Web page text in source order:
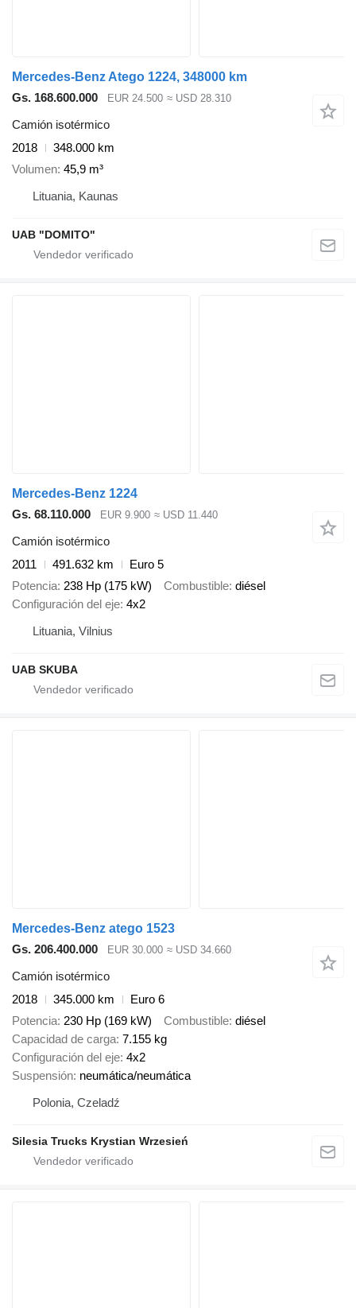
Mercedes-Benz Atego 1224, 348000 km
Gs. 168.600.000
EUR 24.500 ≈ USD 28.310
Camión isotérmico
2018
348.000 km
Volumen 45,9 m³
Lituania, Kaunas
UAB "DOMITO"
Mercedes-Benz 1224
Gs. 68.110.000
EUR 9.900 ≈ USD 11.440
Camión isotérmico
2011
491.632 km
Euro 5
Potencia 238 Hp (175 kW) Combustible diésel
Configuración del eje 4x2
Lituania, Vilnius
UAB SKUBA
Mercedes-Benz atego 1523
Gs. 206.400.000
EUR 30.000 ≈ USD 34.660
Camión isotérmico
2018
345.000 km
Euro 6
Potencia 230 Hp (169 kW) Combustible diésel
Capacidad de carga 7.155 kg
Configuración del eje 4x2
Suspensión neumática/neumática
Polonia, Czeladź
Silesia Trucks Krystian Wrzesień